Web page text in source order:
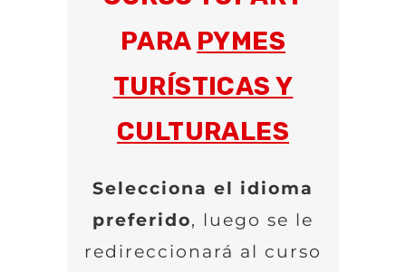
PARA PYMES
TURÍSTICAS Y
CULTURALES
Selecciona el idioma
preferido, luego se le
redireccionará al curso